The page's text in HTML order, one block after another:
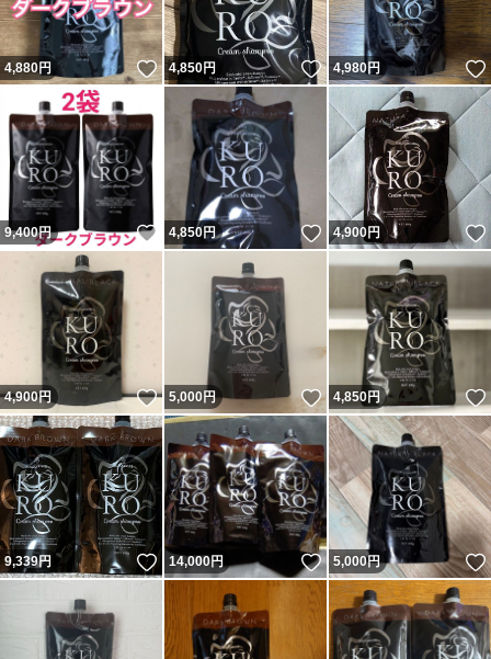
4,880円 いいね！
4,850円 いいね！
4,980円
9,400円 いいね！
4,850円 いいね！
4,900円
4,900円 いいね！
5,000円 いいね！
4,850円
9,339円 いいね！
14,000円 いいね！
5,000円